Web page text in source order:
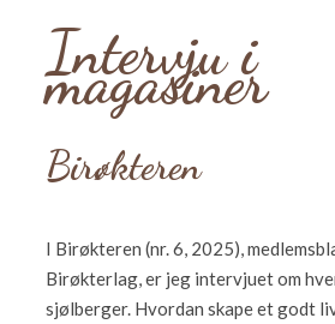
Intervju i
magasiner
Birøkteren
I Birøkteren (nr. 6, 2025),
Birøkterlag, er jeg intervjuet om
sjølberger. Hvordan skape et godt